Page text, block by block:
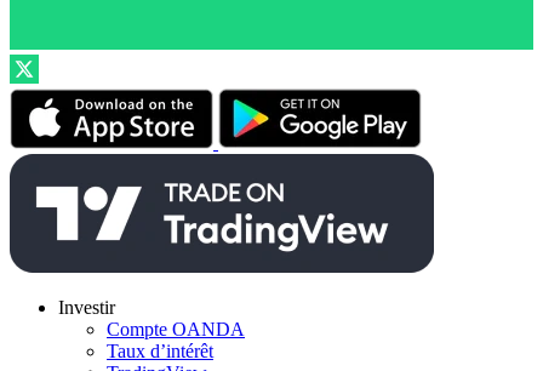
Investir
Compte OANDA
Taux d’intérêt